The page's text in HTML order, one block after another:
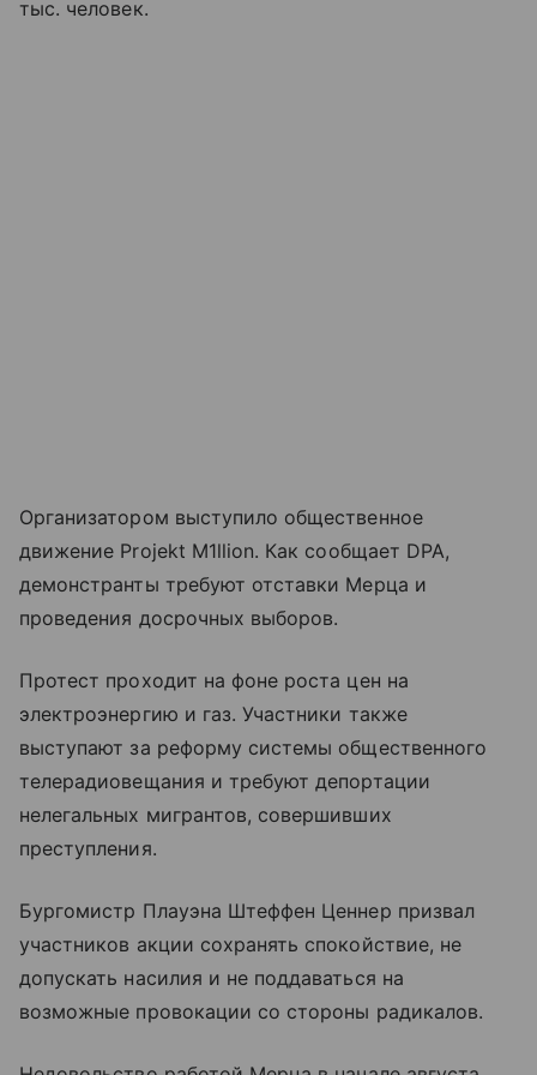
тыс. человек.
Организатором выступило общественное
движение Projekt M1llion. Как сообщает DPA,
демонстранты требуют отставки Мерца и
проведения досрочных выборов.
Протест проходит на фоне роста цен на
электроэнергию и газ. Участники также
выступают за реформу системы общественного
телерадиовещания и требуют депортации
нелегальных мигрантов, совершивших
преступления.
Бургомистр Плауэна Штеффен Ценнер призвал
участников акции сохранять спокойствие, не
допускать насилия и не поддаваться на
возможные провокации со стороны радикалов.